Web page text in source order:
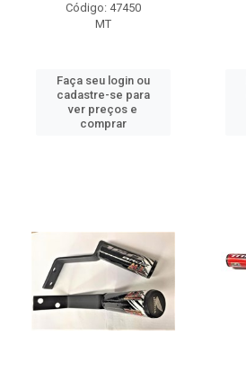
Código: 47450
MT
Faça seu login ou
cadastre-se para
ver preços e
comprar